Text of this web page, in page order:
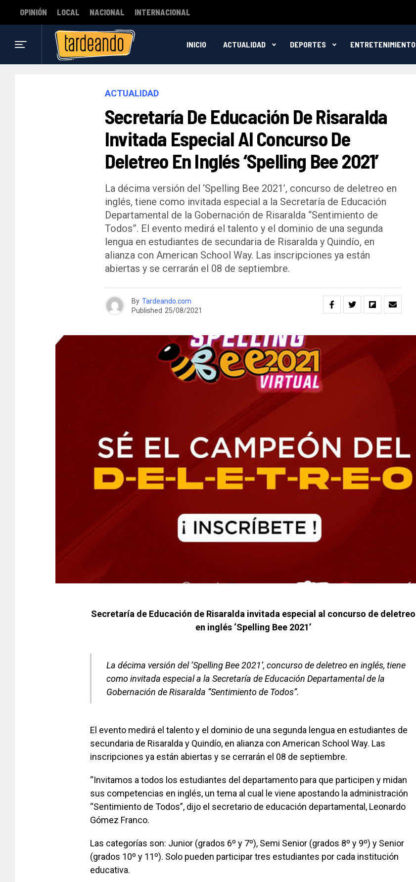
OPINIÓN LOCAL NACIONAL INTERNACIONAL
INICIO ACTUALIDAD DEPORTES ENTRETENIMIENTO
ACTUALIDAD
Secretaría De Educación De Risaralda
Invitada Especial Al Concurso De
Deletreo En Inglés ‘Spelling Bee 2021’
La décima versión del ‘Spelling Bee 2021’, concurso de deletreo en
inglés, tiene como invitada especial a la Secretaría de Educación
Departamental de la Gobernación de Risaralda “Sentimiento de
Todos”. El evento medirá el talento y el dominio de una segunda
lengua en estudiantes de secundaria de Risaralda y Quindío, en
alianza con American School Way. Las inscripciones ya están
abiertas y se cerrarán el 08 de septiembre.
By Tardeando.com
Published 25/08/2021
Secretaría de Educación de Risaralda invitada especial al concurso de deletreo
en inglés ‘Spelling Bee 2021’
La décima versión del ‘Spelling Bee 2021’, concurso de deletreo en inglés, tiene
como invitada especial a la Secretaría de Educación Departamental de la
Gobernación de Risaralda “Sentimiento de Todos”.
El evento medirá el talento y el dominio de una segunda lengua en estudiantes de
secundaria de Risaralda y Quindío, en alianza con American School Way. Las
inscripciones ya están abiertas y se cerrarán el 08 de septiembre.
“Invitamos a todos los estudiantes del departamento para que participen y midan
sus competencias en inglés, un tema al cual le viene apostando la administración
“Sentimiento de Todos”, dijo el secretario de educación departamental, Leonardo
Gómez Franco.
Las categorías son: Junior (grados 6º y 7º), Semi Senior (grados 8º y 9º) y Senior
(grados 10º y 11º). Solo pueden participar tres estudiantes por cada institución
educativa.